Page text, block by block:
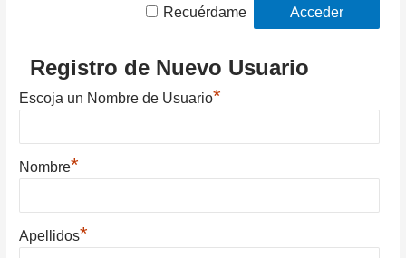
Recuérdame
Registro de Nuevo Usuario
Escoja un Nombre de Usuario*
Nombre*
Apellidos*